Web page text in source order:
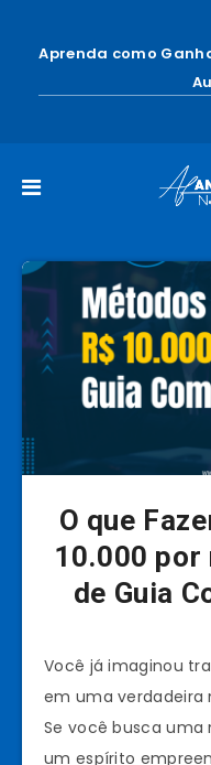
Aprenda como
O que
10.000 por
de Guia
Você já imaginou
em uma verdadeira
Se você busca
um espírito